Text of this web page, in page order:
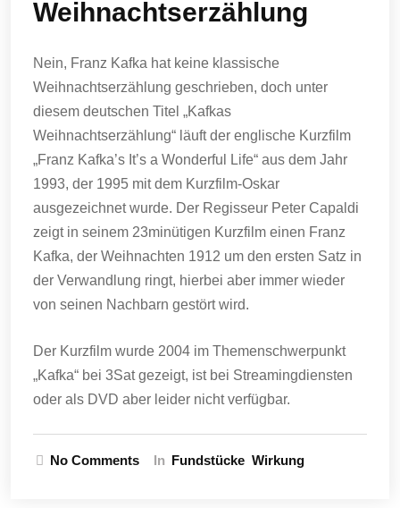
Weihnachtserzählung
Nein, Franz Kafka hat keine klassische
Weihnachtserzählung geschrieben, doch unter
diesem deutschen Titel „Kafkas
Weihnachtserzählung“ läuft der englische Kurzfilm
„Franz Kafka’s It’s a Wonderful Life“ aus dem Jahr
1993, der 1995 mit dem Kurzfilm-Oskar
ausgezeichnet wurde. Der Regisseur Peter Capaldi
zeigt in seinem 23minütigen Kurzfilm einen Franz
Kafka, der Weihnachten 1912 um den ersten Satz in
der Verwandlung ringt, hierbei aber immer wieder
von seinen Nachbarn gestört wird.
Der Kurzfilm wurde 2004 im Themenschwerpunkt
„Kafka“ bei 3Sat gezeigt, ist bei Streamingdiensten
oder als DVD aber leider nicht verfügbar.
No Comments In Fundstücke Wirkung